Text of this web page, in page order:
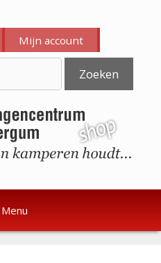
Mijn account
Zoeken
Menu